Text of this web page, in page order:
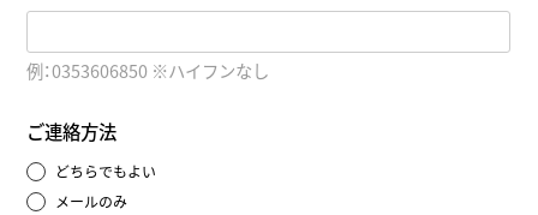
例：0353606850 ※ハイフンなし
ご連絡方法
どちらでもよい
メールのみ